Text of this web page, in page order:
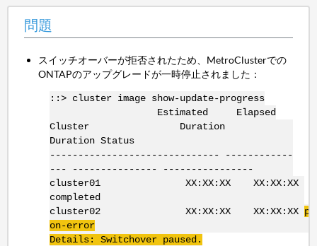
問題
スイッチオーバーが拒否されたため、MetroClusterでの
ONTAPのアップグレードが一時停止されました：
::> cluster image show-update-progress
Estimated Elapsed
Cluster Duration
Duration Status
------------------------------ ------------
--- --------------- ----------------
cluster01 XX:XX:XX XX:XX:XX
completed
cluster02 XX:XX:XX XX:XX:XX
on-error
Details: Switchover paused.